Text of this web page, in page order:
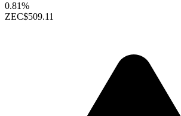
0.81%
ZEC$509.11